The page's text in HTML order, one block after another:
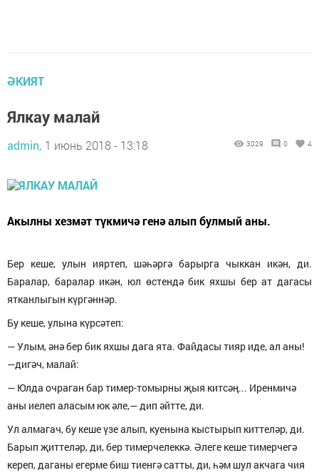
ӘКИЯТ
Ялкау малай
admin, 1 июнь 2018 - 13:18 3029 0 4
Акылны хезмәт түкмичә генә алып булмый аны.
Бер кеше, улын ияртеп, шәһәргә барырга чыккан икән, ди.
Баралар, баралар икән, юл өстендә бик яхшы бер ат дагасы
ятканлыгын күргәннәр.
Бу кеше, улына күрсәтеп:
— Улым, әнә бер бик яхшы дага ята. Файдасы тияр иде, ал аны!
—дигәч, малай:
— Юлда очраган бар тимер-томырны җыя китсәң... Иренмичә
аны иелеп аласым юк әле,— дип әйтте, ди.
Ул алмагач, бу кеше үзе алып, куенына кыстырып киттеләр, ди.
Барып җиттеләр, ди, бер тимерчелеккә. Әлеге кеше тимерчегә
кереп, даганы егерме биш тиенгә сатты, ди, һәм шул акчага чия